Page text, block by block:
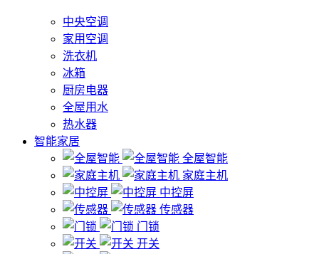
中央空调
家用空调
洗衣机
冰箱
厨房电器
全屋用水
热水器
智能家居
全屋智能
家庭主机
中控屏
传感器
门锁
开关